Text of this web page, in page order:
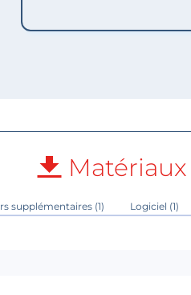
Matériaux
supplémentaires (1) Logiciel (1)